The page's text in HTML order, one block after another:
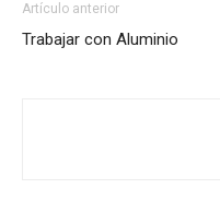
Artículo anterior
Trabajar con Aluminio